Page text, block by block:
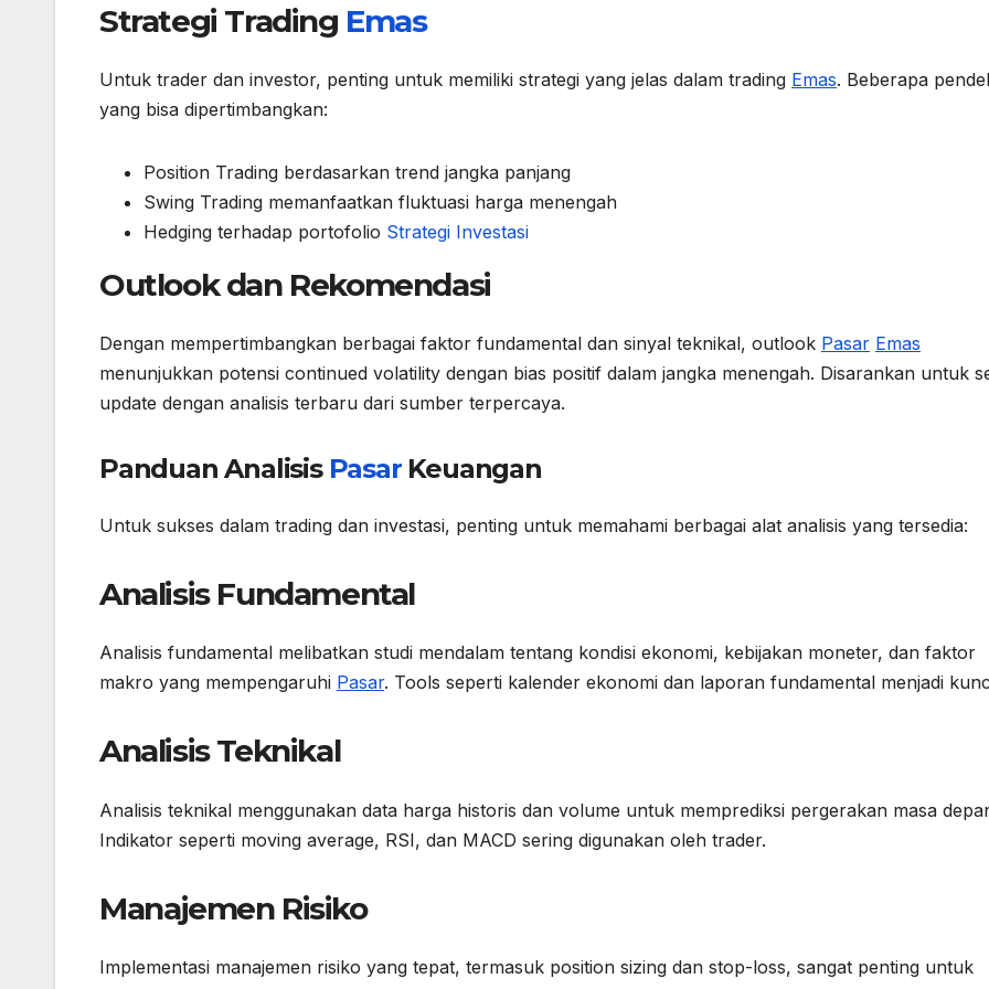
Strategi Trading Emas
Untuk trader dan investor, penting untuk memiliki strategi yang jelas dalam trading Emas. Beberapa
yang bisa dipertimbangkan:
Position Trading berdasarkan trend jangka panjang
Swing Trading memanfaatkan fluktuasi harga menengah
Hedging terhadap portofolio Strategi Investasi
Outlook dan Rekomendasi
Dengan mempertimbangkan berbagai faktor fundamental dan sinyal teknikal, outlook Pasar Emas
menunjukkan potensi continued volatility dengan bias positif dalam jangka menengah. Disarankan untuk
update dengan analisis terbaru dari sumber terpercaya.
Panduan Analisis PasarKeuangan
Untuk sukses dalam trading dan investasi, penting untuk memahami berbagai alat analisis yang tersedia:
Analisis Fundamental
Analisis fundamental melibatkan studi mendalam tentang kondisi ekonomi, kebijakan moneter, dan faktor
makro yang mempengaruhi Pasar. Tools seperti kalender ekonomi dan laporan fundamental menjadi
Analisis Teknikal
Analisis teknikal menggunakan data harga historis dan volume untuk memprediksi pergerakan masa
Indikator seperti moving average, RSI, dan MACD sering digunakan oleh trader.
Manajemen Risiko
Implementasi manajemen risiko yang tepat, termasuk position sizing dan stop-loss, sangat penting untuk